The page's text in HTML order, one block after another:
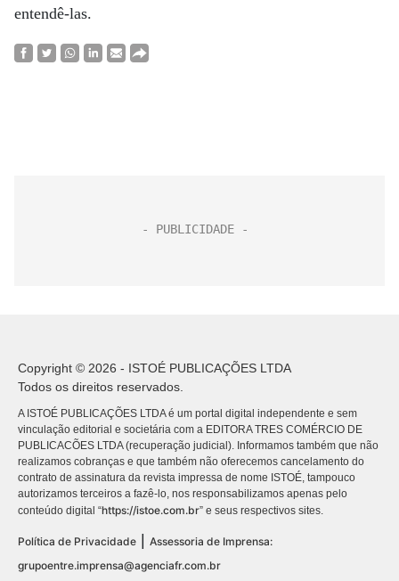
entendê-las.
Copyright © 2026 - ISTOÉ PUBLICAÇÕES LTDA
Todos os direitos reservados.
A ISTOÉ PUBLICAÇÕES LTDA é um portal digital independente e sem
vinculação editorial e societária com a EDITORA TRES COMÉRCIO DE
PUBLICACÕES LTDA (recuperação judicial). Informamos também que não
realizamos cobranças e que também não oferecemos cancelamento do
contrato de assinatura da revista impressa de nome ISTOÉ, tampouco
autorizamos terceiros a fazê-lo, nos responsabilizamos apenas pelo
conteúdo digital “https://istoe.com.br” e seus respectivos sites.
Política de Privacidade
Assessoria de Imprensa:
grupoentre.imprensa@agenciafr.com.br